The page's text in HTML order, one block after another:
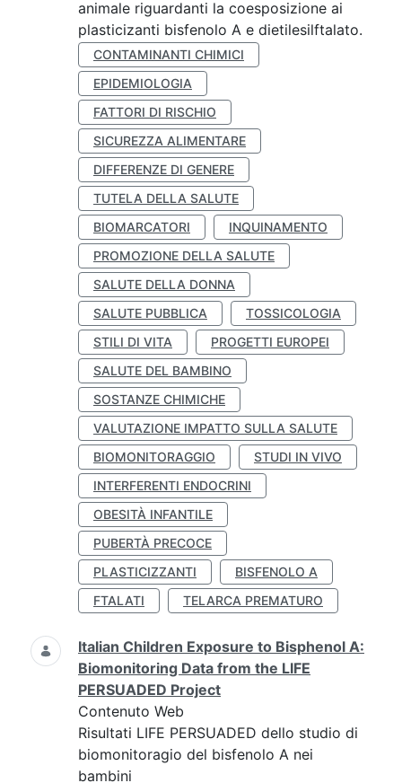
animale riguardanti la coesposizione ai
plasticizanti bisfenolo A e dietilesilftalato.
CONTAMINANTI CHIMICI
EPIDEMIOLOGIA
FATTORI DI RISCHIO
SICUREZZA ALIMENTARE
DIFFERENZE DI GENERE
TUTELA DELLA SALUTE
BIOMARCATORI
INQUINAMENTO
PROMOZIONE DELLA SALUTE
SALUTE DELLA DONNA
SALUTE PUBBLICA
TOSSICOLOGIA
STILI DI VITA
PROGETTI EUROPEI
SALUTE DEL BAMBINO
SOSTANZE CHIMICHE
VALUTAZIONE IMPATTO SULLA SALUTE
BIOMONITORAGGIO
STUDI IN VIVO
INTERFERENTI ENDOCRINI
OBESITÀ INFANTILE
PUBERTÀ PRECOCE
PLASTICIZZANTI
BISFENOLO A
FTALATI
TELARCA PREMATURO
Italian Children Exposure to Bisphenol A:
Biomonitoring Data from the LIFE
PERSUADED Project
Contenuto Web
Risultati LIFE PERSUADED dello studio di
biomonitoragio del bisfenolo A nei
bambini